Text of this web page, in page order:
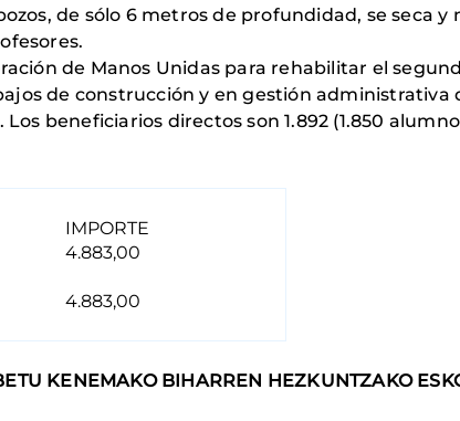
de sólo 6 metros de profundidad, se seca y
de Manos Unidas para rehabilitar el
de construcción y en gestión administrativa
beneficiarios directos son 1.892 (1.850
IMPORTE
4.883,00
4.883,00
KENEMAKO BIHARREN HEZKUNTZAKO